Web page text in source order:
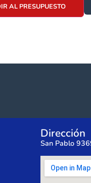
AL PRESUPUESTO
Dirección
San Pablo